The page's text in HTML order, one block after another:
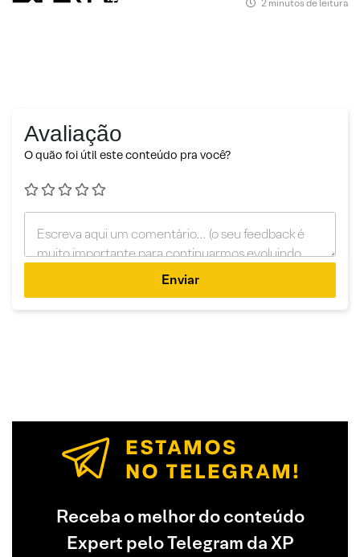
2 minutos de leitura
Avaliação
O quão foi útil este conteúdo pra você?
Enviar
Receba o melhor do conteúdo
Expert pelo Telegram da XP